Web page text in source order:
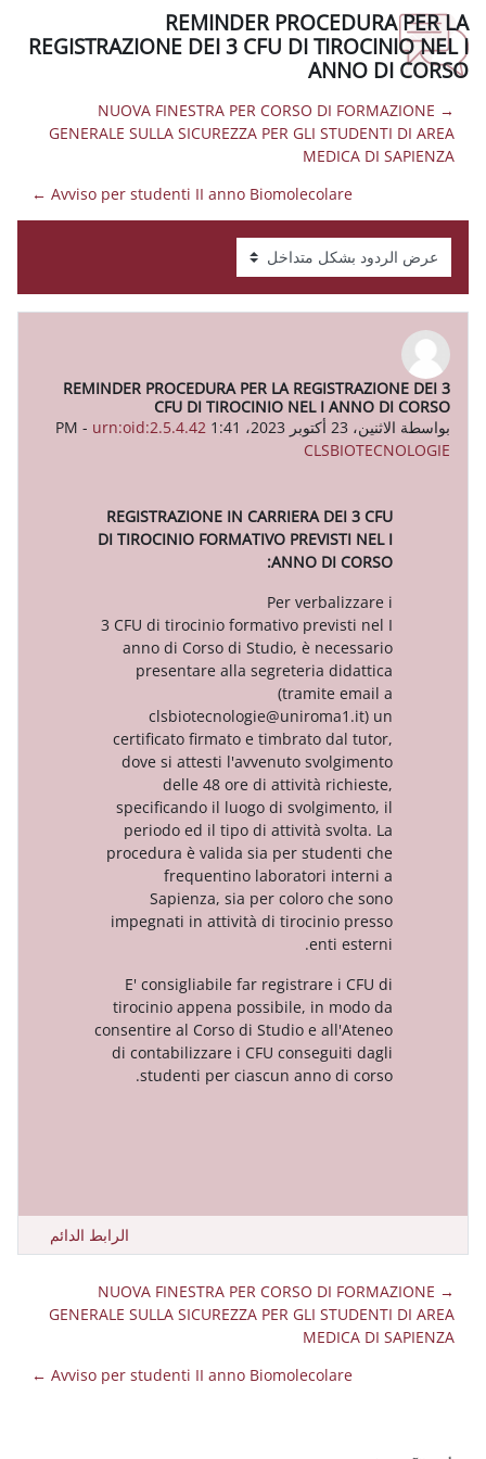
REMINDER
REGISTRAZIONE DEI 3 CFU DI
→ NUOVA FINESTRA PER CORSO
GENERALE SULLA SICUREZZA PER GLI
Avviso per studenti II anno
REMINDER PROCEDURA PER LA
CFU DI TIROCINIO NEL I
- urn:oid:2.5.4.42
REGISTRAZIONE IN CARRIERA
DI TIROCINIO FORMATIVO
3 CFU di tirocinio formativo
anno di Corso di Studio, è
presentare alla segreteria
certificato firmato e timbrato
dove si attesti l'avvenuto
delle 48 ore di attività
specificando il luogo di
periodo ed il tipo di attività
procedura è valida sia per
frequentino laboratori
Sapienza, sia per coloro
impegnati in attività di
E' consigliabile far registrare
tirocinio appena possibile, in
consentire al Corso di Studio e
di contabilizzare i CFU
studenti per ciascun anno
→ NUOVA FINESTRA PER CORSO
GENERALE SULLA SICUREZZA PER GLI
Avviso per studenti II anno